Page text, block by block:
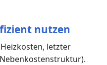
nutzen
letzter